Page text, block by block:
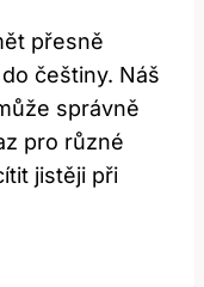
přesně
češtiny. Náš
správně
pro různé
jistěji při